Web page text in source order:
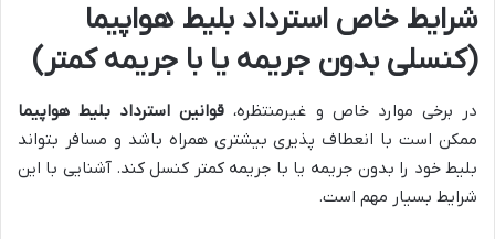
شرایط خاص استرداد بلیط هواپیما
(کنسلی بدون جریمه یا با جریمه کمتر)
در برخی موارد خاص و غیرمنتظره، قوانین استرداد بلیط هواپیما
ممکن است با انعطاف پذیری بیشتری همراه باشد و مسافر بتواند
بلیط خود را بدون جریمه یا با جریمه کمتر کنسل کند. آشنایی با این
شرایط بسیار مهم است.